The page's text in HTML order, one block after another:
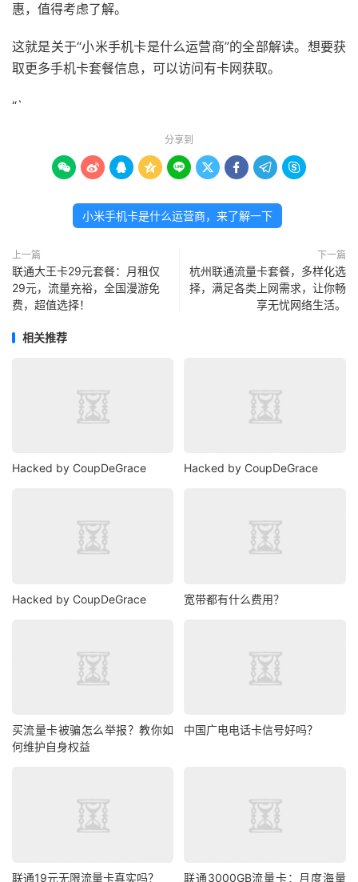
惠，值得考虑了解。
这就是关于“小米手机卡是什么运营商”的全部解读。想要获
取更多手机卡套餐信息，可以访问有卡网获取。
“`
分享到
        
小米手机卡是什么运营商，来了解一下
上一篇
联通大王卡29元套餐：月租仅
29元，流量充裕，全国漫游免
费，超值选择！
下一篇
杭州联通流量卡套餐，多样化选
择，满足各类上网需求，让你畅
享无忧网络生活。
相关推荐
Hacked by CoupDeGrace Hacked by CoupDeGrace
Hacked by CoupDeGrace 宽带都有什么费用？
买流量卡被骗怎么举报？教你如
何维护自身权益
中国广电电话卡信号好吗？
联通19元无限流量卡真实吗？ 联通3000GB流量卡：月度海量